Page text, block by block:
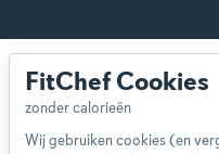
FitChef Cookies
Wij gebruiken cookies (en